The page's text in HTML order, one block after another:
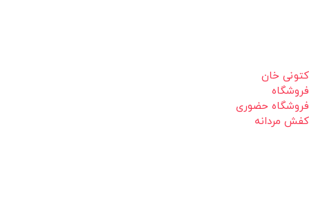
کتونی خان
فروشگاه
فروشگاه حضوری
کفش مردانه